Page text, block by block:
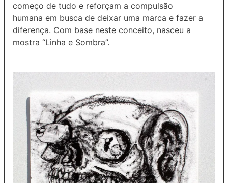
começo de tudo e reforçam a compulsão
humana em busca de deixar uma marca e fazer a
diferença. Com base neste conceito, nasceu a
mostra “Linha e Sombra”.